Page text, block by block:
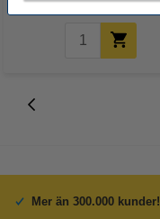
Mer än 300.000 kunder!